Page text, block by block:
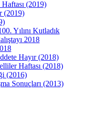
(2019)
(2019)
Yılını Kutladık
2018
Hayır (2018)
Haftası (2018)
(2016)
Sonuçları (2013)